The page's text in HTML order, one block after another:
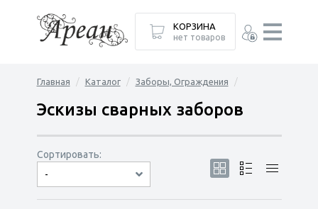
Главная Каталог Заборы, Ограждения
Эскизы сварных заборов
Сортировать:
-
по популярности
сначала дешёвые
сначала дорогие
КОРЗИНА
нет товаров